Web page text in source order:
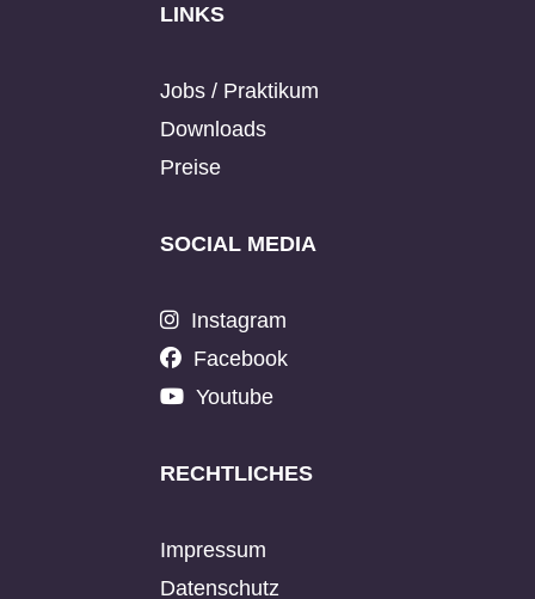
LINKS
Jobs / Praktikum
Downloads
Preise
SOCIAL MEDIA
Instagram
Facebook
Youtube
RECHTLICHES
Impressum
Datenschutz